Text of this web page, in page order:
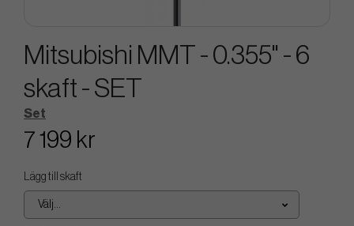
Mitsubishi MMT - 0.355" - 6
skaft - SET
Set
7 199 kr
Lägg till skaft
Välj...